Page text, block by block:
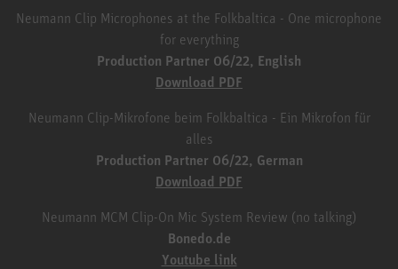
Neumann Clip Microphones at the Folkbaltica - One microphone
for everything
Production Partner 06/22, English
Download PDF
Neumann Clip-Mikrofone beim Folkbaltica - Ein Mikrofon für
alles
Production Partner 06/22, German
Download PDF
Neumann MCM Clip-On Mic System Review (no talking)
Bonedo.de
Youtube link